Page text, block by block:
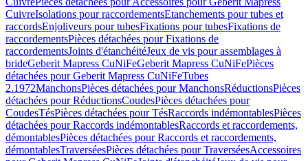
CuivreIsolations pour raccordementsEtanchements pour tubes et
raccordsEnjoliveurs pour tubesFixations pour tubesFixations de
raccordementsPièces détachées pour Fixations de
raccordementsJoints d'étanchéitéJeux de vis pour assemblages à
brideGeberit Mapress CuNiFeGeberit Mapress CuNiFePièces
détachées pour Geberit Mapress CuNiFeTubes
2.1972ManchonsPièces détachées pour ManchonsRéductionsPièces
détachées pour RéductionsCoudesPièces détachées pour
CoudesTésPièces détachées pour TésRaccords indémontablesPièces
détachées pour Raccords indémontablesRaccords et raccordements,
démontablesPièces détachées pour Raccords et raccordements,
démontablesTraverséesPièces détachées pour TraverséesAccessoires